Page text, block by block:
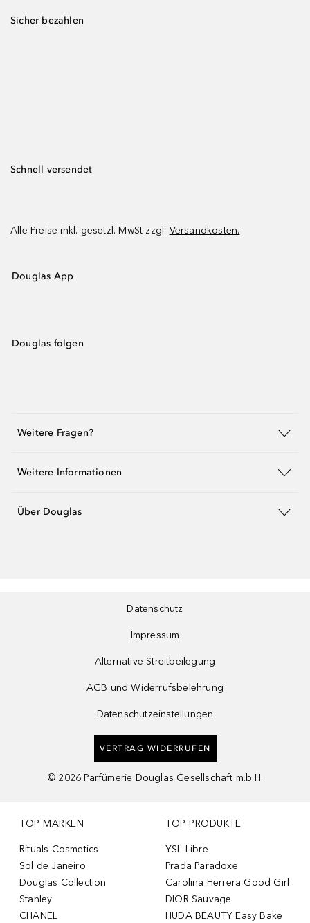
Sicher bezahlen
Schnell versendet
Alle Preise inkl. gesetzl. MwSt zzgl. Versandkosten.
Douglas App
Douglas folgen
Weitere Fragen?
Weitere Informationen
Über Douglas
Datenschutz
Impressum
Alternative Streitbeilegung
AGB und Widerrufsbelehrung
Datenschutzeinstellungen
VERTRAG WIDERRUFEN
© 2026 Parfümerie Douglas Gesellschaft m.b.H.
TOP MARKEN
Rituals Cosmetics
Sol de Janeiro
Douglas Collection
Stanley
CHANEL
TOP PRODUKTE
YSL Libre
Prada Paradoxe
Carolina Herrera Good Girl
DIOR Sauvage
HUDA BEAUTY Easy Bake